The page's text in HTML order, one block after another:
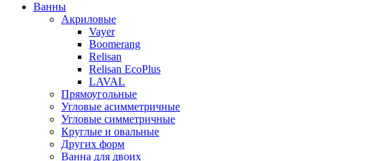
Ванны
Акриловые
Vayer
Boomerang
Relisan
Relisan EcoPlus
LAVAL
Прямоугольные
Угловые асимметричные
Угловые симметричные
Круглые и овальные
Других форм
Ванна для двоих